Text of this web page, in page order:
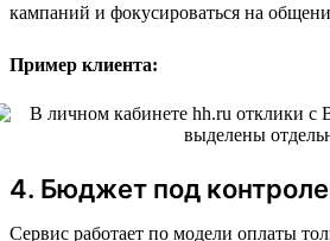
кампаний и фокусироваться на
Пример клиента:
4. Бюджет под
Сервис работает по модели оплаты